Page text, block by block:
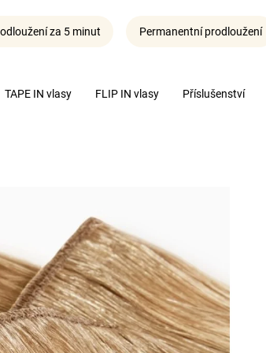
TAPE IN vlasy FLIP IN vlasy Příslušenství
za 5 minut Permanentní prodloužení
Co potřebujete najít?